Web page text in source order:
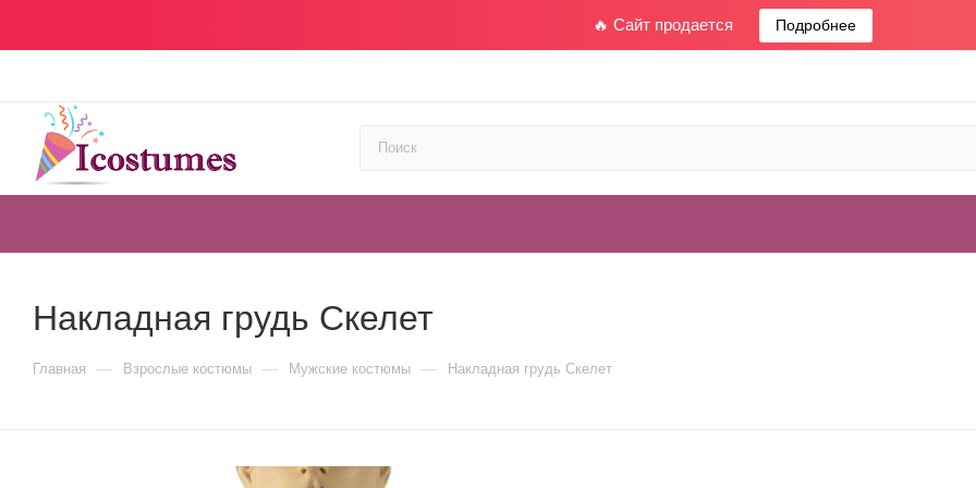
🔥 Сайт продается Подробнее
Накладная грудь Скелет
Главная — Взрослые костюмы — Мужские костюмы — Накладная грудь Скелет